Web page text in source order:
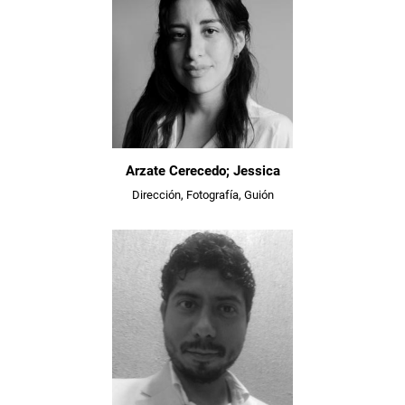
Arzate Cerecedo; Jessica
Dirección, Fotografía, Guión